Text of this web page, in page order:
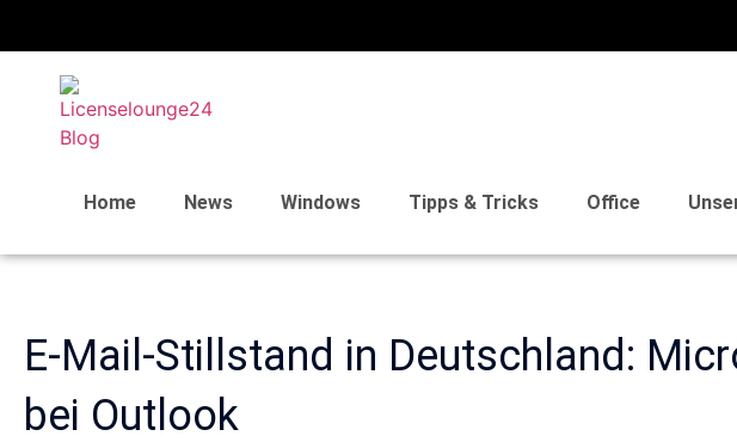
Home News Windows Tipps & Tricks Office
E-Mail-Stillstand in Deutschland:
bei Outlook